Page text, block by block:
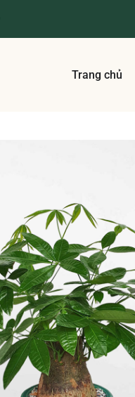
Trang chủ